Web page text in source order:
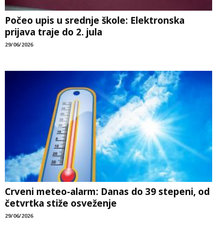
Počeo upis u srednje škole: Elektronska
prijava traje do 2. jula
29/06/2026
Crveni meteo-alarm: Danas do 39 stepeni, od
četvrtka stiže osveženje
29/06/2026